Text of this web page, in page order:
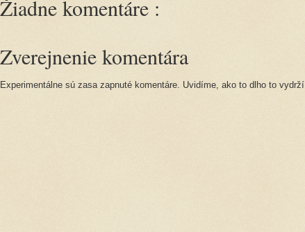
Žiadne komentáre :
Zverejnenie komentára
Experimentálne sú zasa zapnuté komentáre. Uvidíme, ako to dlho to vydrží.